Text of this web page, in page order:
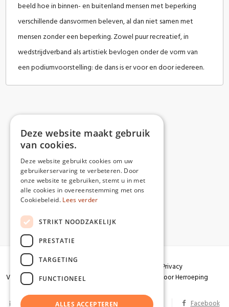
beeld hoe in binnen- en buitenland mensen met beperking
verschillende dansvormen beleven, al dan niet samen met
mensen zonder een beperking. Zowel puur recreatief, in
wedstrijdverband als artistiek bevlogen onder de vorm van
een podiumvoorstelling: de dans is er voor en door iedereen.
Algemene voorwaarden
Privacy
Verzendingen
Herroepingsrecht Formulier voor Herroeping
info@partizaan.be BTW BE 0586.813.178 Facebook
Deze website maakt gebruik
van cookies.
Deze website gebruikt cookies om uw
gebruikerservaring te verbeteren. Door
onze website te gebruiken, stemt u in met
alle cookies in overeenstemming met ons
Cookiebeleid. Lees verder
STRIKT NOODZAKELIJK
PRESTATIE
TARGETING
FUNCTIONEEL
ALLES ACCEPTEREN